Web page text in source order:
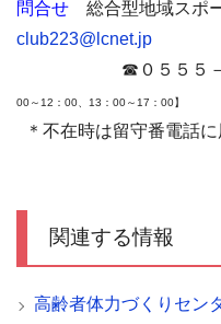
問合せ 総合型地域スポ
club223@lcnet.jp
☎０５５５－７
00～12：00、13：00～17：00】
＊不在時は留守番電話に
関連する情報
高齢者体力づくりセン